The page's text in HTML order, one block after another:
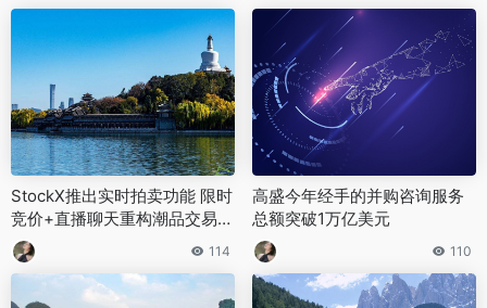
StockX推出实时拍卖功能 限时
竞价+直播聊天重构潮品交易体
验
114
高盛今年经手的并购咨询服务
总额突破1万亿美元
110